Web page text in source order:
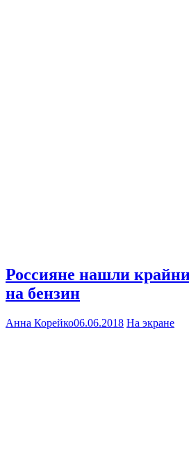
Россияне нашли
на бензин
Анна Корейко06.06.2018 На экране